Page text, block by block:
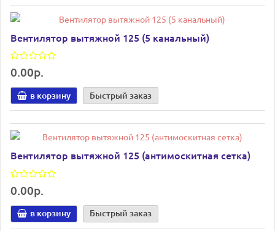
Вентилятор вытяжной 125 (5 канальный)
0.00р.
в корзину Быстрый заказ
Вентилятор вытяжной 125 (антимоскитная сетка)
0.00р.
в корзину Быстрый заказ